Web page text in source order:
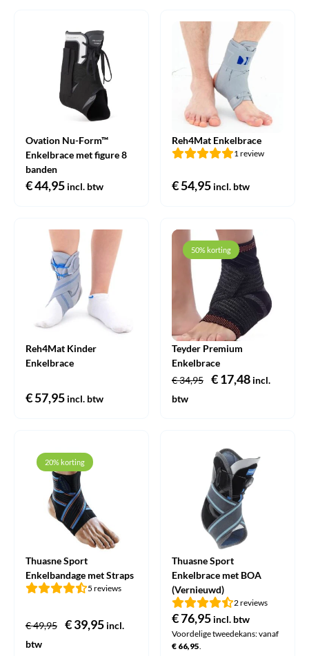
Ovation Nu-Form™
Enkelbrace met figure 8
banden
€44,95 incl. btw
Reh4Mat Enkelbrace
1 review
€54,95 incl. btw
Reh4Mat Kinder
Enkelbrace
€57,95 incl. btw
50% korting
Teyder Premium
Enkelbrace
€34,95
Oorspronkelijke
€17,48Huidige
incl.
btw
20% korting
Thuasne Sport
Enkelbandage met Straps
5 reviews
€49,95
Oorspronkelijke
€39,95Huidige
incl.
btw
Thuasne Sport
Enkelbrace met BOA
(Vernieuwd)
2 reviews
€76,95 incl. btw
Voordelige tweedekans: vanaf
€ 66,95.